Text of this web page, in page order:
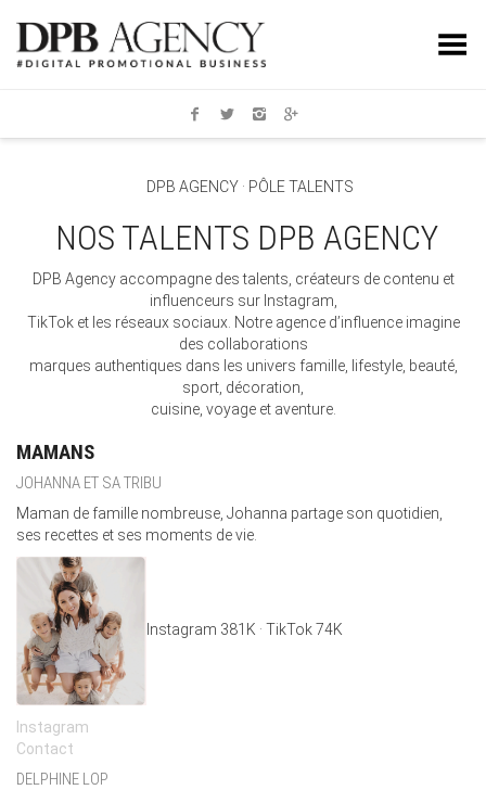
Toggle Menu
DPB AGENCY · PÔLE TALENTS
NOS TALENTS DPB AGENCY
DPB Agency accompagne des talents, créateurs de contenu et
influenceurs sur Instagram,
TikTok et les réseaux sociaux. Notre agence d’influence imagine
des collaborations
marques authentiques dans les univers famille, lifestyle, beauté,
sport, décoration,
cuisine, voyage et aventure.
MAMANS
JOHANNA ET SA TRIBU
Maman de famille nombreuse, Johanna partage son quotidien,
ses recettes et ses moments de vie.
Instagram 381K · TikTok 74K
Instagram
Contact
DELPHINE LOP